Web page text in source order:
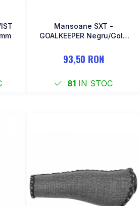
Mansoane SXT -
GOALKEEPER Negru/Gold
93,50 RON
81 IN STOC